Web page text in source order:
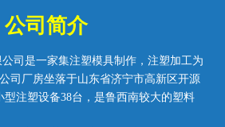
公司简介
是一家集注塑模具制作，注塑加工为
司厂房坐落于山东省济宁市高新区开源
型注塑设备38台，是鲁西南较大的塑料